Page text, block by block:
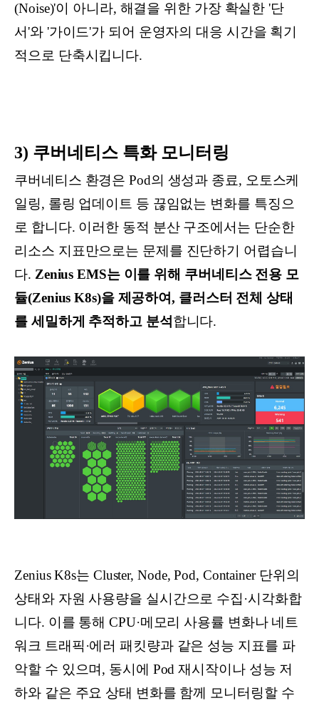
(Noise)'이 아니라, 해결을 위한 가장 확실한 '단
서'와 '가이드'가 되어 운영자의 대응 시간을 획기
적으로 단축시킵니다.
3) 쿠버네티스 특화 모니터링
쿠버네티스 환경은 Pod의 생성과 종료, 오토스케
일링, 롤링 업데이트 등 끊임없는 변화를 특징으
로 합니다. 이러한 동적 분산 구조에서는 단순한
리소스 지표만으로는 문제를 진단하기 어렵습니
다. Zenius EMS는 이를 위해 쿠버네티스 전용 모
듈(Zenius K8s)을 제공하여, 클러스터 전체 상태
를 세밀하게 추적하고 분석합니다.
Zenius K8s는 Cluster, Node, Pod, Container 단위의
상태와 자원 사용량을 실시간으로 수집·시각화합
니다. 이를 통해 CPU·메모리 사용률 변화나 네트
워크 트래픽·에러 패킷량과 같은 성능 지표를 파
악할 수 있으며, 동시에 Pod 재시작이나 성능 저
하와 같은 주요 상태 변화를 함께 모니터링할 수